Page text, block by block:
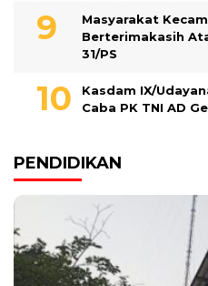
Masyarakat
Berterimakasih
31/PS
Kasdam IX/
Caba PK TNI AD
PENDIDIKAN